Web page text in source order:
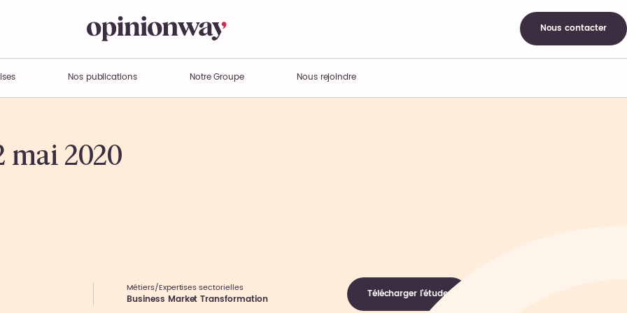
Nous contacter
Nos publications Notre Groupe Nous rejoindre
mai 2020
Métiers/Expertises sectorielles
Business Market Transformation Télécharger l'étude